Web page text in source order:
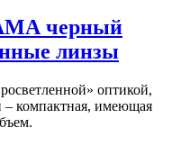
черный
линзы
оптикой,
– компактная, имеющая